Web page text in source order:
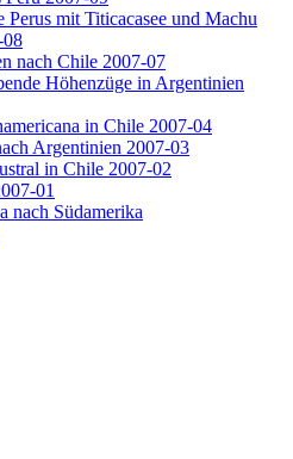
Perus mit Titicacasee und Machu
08
nach Chile 2007-07
Höhenzüge in Argentinien
in Chile 2007-04
Argentinien 2007-03
in Chile 2007-02
01
nach Südamerika